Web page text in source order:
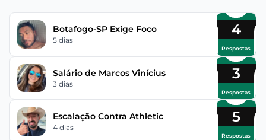
Botafogo-SP Exige Foco
5 dias
4
Respostas
Salário de Marcos Vinícius
3 dias
3
Respostas
Escalação Contra Athletic
4 dias
5
Respostas